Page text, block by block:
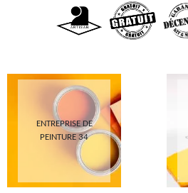
ENTREPRISE DE
PEINTURE 34